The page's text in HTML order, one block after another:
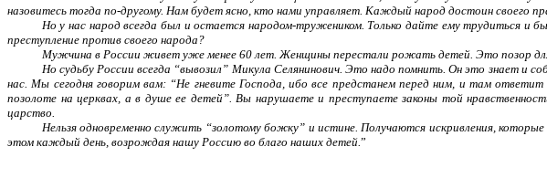
назовитесь тогда по-другому. Нам будет ясно, кто нами управляет. Каждый народ достоин своего
Но у нас народ всегда был и остается народом-тружеником. Только дайте ему трудиться и
преступление против своего народа?
Мужчина в России живет уже менее 60 лет. Женщины перестали рожать детей. Это позор
Но судьбу России всегда “вывозил” Микула Селянинович. Это надо помнить. Он это знает и
нас. Мы сегодня говорим вам: “Не гневите Господа, ибо все предстанем перед ним, и там
позолоте на церквах, а в душе ее детей”. Вы нарушаете и преступаете законы той
царство.
Нельзя одновременно служить “золотому божку” и истине. Получаются искривления,
этом каждый день, возрождая нашу Россию во благо наших детей.”